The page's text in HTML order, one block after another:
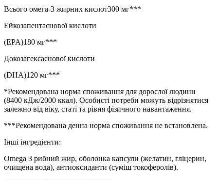
Всього омега-3 жирних кислот300 мг***
Ейкозапентаєнової кислоти
(EPA)180 мг***
Докозагексаєнової кислоти
(DHA)120 мг***
*Рекомендована норма споживання для дорослої людини
(8400 кДж/2000 ккал). Особисті потреби можуть відрізнятися
залежно від віку, статі та рівня фізичного навантаження.
***Рекомендована денна норма споживання не встановлена.
Інші інгредієнти:
Omega 3 рибний жир, оболонка капсули (желатин, гліцерин,
очищена вода), антиоксиданти (суміш токоферолів).